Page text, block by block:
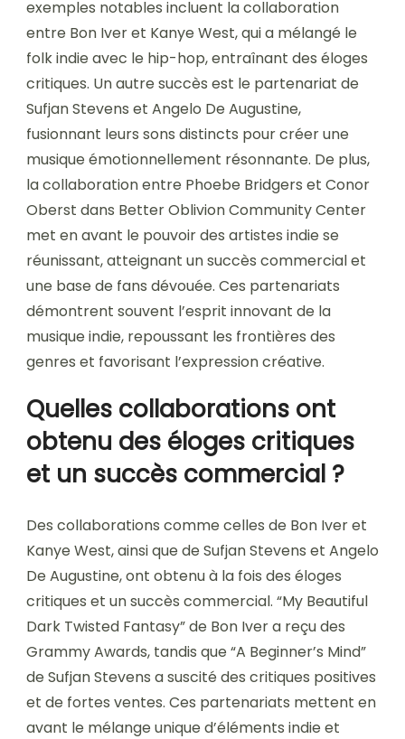
exemples notables incluent la collaboration
entre Bon Iver et Kanye West, qui a mélangé le
folk indie avec le hip-hop, entraînant des éloges
critiques. Un autre succès est le partenariat de
Sufjan Stevens et Angelo De Augustine,
fusionnant leurs sons distincts pour créer une
musique émotionnellement résonnante. De plus,
la collaboration entre Phoebe Bridgers et Conor
Oberst dans Better Oblivion Community Center
met en avant le pouvoir des artistes indie se
réunissant, atteignant un succès commercial et
une base de fans dévouée. Ces partenariats
démontrent souvent l’esprit innovant de la
musique indie, repoussant les frontières des
genres et favorisant l’expression créative.
Quelles collaborations ont
obtenu des éloges critiques
et un succès commercial ?
Des collaborations comme celles de Bon Iver et
Kanye West, ainsi que de Sufjan Stevens et Angelo
De Augustine, ont obtenu à la fois des éloges
critiques et un succès commercial. “My Beautiful
Dark Twisted Fantasy” de Bon Iver a reçu des
Grammy Awards, tandis que “A Beginner’s Mind”
de Sufjan Stevens a suscité des critiques positives
et de fortes ventes. Ces partenariats mettent en
avant le mélange unique d’éléments indie et